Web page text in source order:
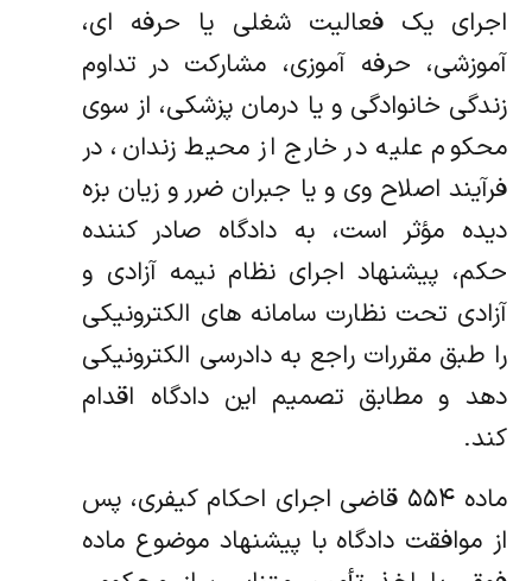
اجرای یک فعالیت شغلی یا حرفه‏ ای،
آموزشی، حرفه آموزی، مشارکت در تداوم
زندگی خانوادگی و یا درمان پزشکی، از سوی
محکوم علیه در خارج از محیط زندان، در
فرآیند اصلاح وی و یا جبران ضرر و زیان بزه‏
دیده مؤثر است، به دادگاه صادر کننده
حکم، پیشنهاد اجرای نظام نیمه آزادی و
آزادی تحت نظارت سامانه‏ های الکترونیکی
را طبق مقررات راجع به دادرسی الکترونیکی
دهد و مطابق تصمیم این دادگاه اقدام
کند.
ماده ۵۵۴ قاضی اجرای احکام کیفری، پس
از موافقت دادگاه با پیشنهاد موضوع ماده